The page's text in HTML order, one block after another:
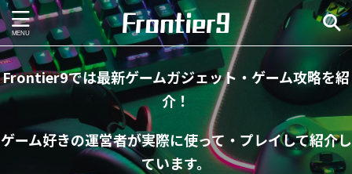
Frontier9では最新ゲームガジェット・ゲーム攻略を紹
介！
ゲーム好きの運営者が実際に使って・プレイして紹介し
ています。